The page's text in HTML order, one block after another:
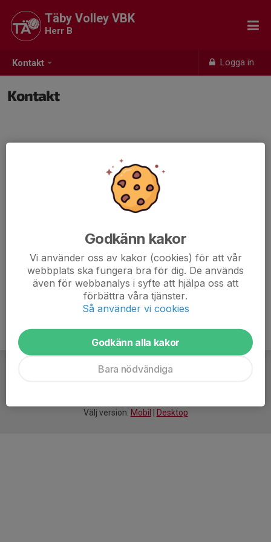
Kontakt Logga in
Täby Volley VBK
Herr B
Kontakt
Välj version: Mobil Desktop
Godkänn kakor
Vi använder oss av kakor (cookies) för att vår
webbplats ska fungera bra för dig. De används
även för webbanalys i syfte att hjälpa oss att
förbättra våra tjänster.
Så använder vi cookies
Godkänn alla kakor
Bara nödvändiga